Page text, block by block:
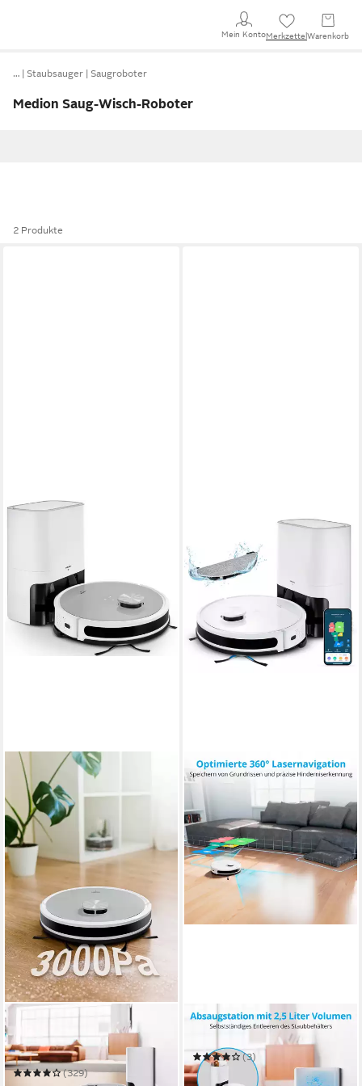
Mein KontoMerkzettel Warenkorb
… Staubsauger Saugroboter
Medion Saug-Wisch-Roboter
2 Produkte
Saugroboter mit
Wischfunktion X21 SW+ (MD
11500), Lasernavigation
(329)
MEDION®
(3)
229,90 € UVP 299,90 €